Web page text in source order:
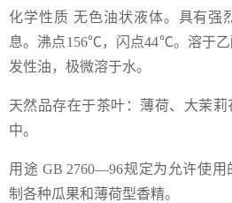
化学性质 无色油状液体。具有强
息。沸点156℃，闪点44℃。溶于
发性油，极微溶于水。
天然品存在于茶叶：薄荷、大茉
中。
用途 GB 2760—96规定为允许使
制各种瓜果和薄荷型香精。